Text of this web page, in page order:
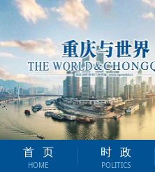
首页
HOME
时政
POLITICS